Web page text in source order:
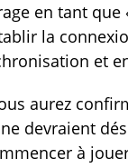
en tant que
la
et
aurez
devraient
à